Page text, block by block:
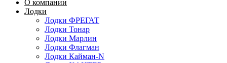
О компании
Лодки
Лодки ФРЕГАТ
Лодки Тонар
Лодки Марлин
Лодки Флагман
Лодки Кайман-N